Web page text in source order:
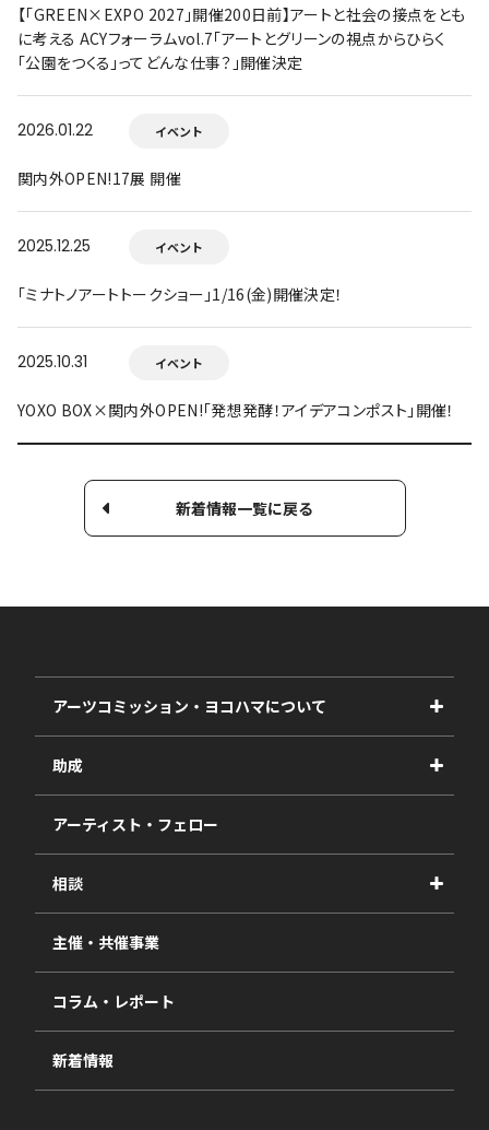
【「GREEN×EXPO 2027」開催200日前】アートと社会の接点をとも
に考える ACYフォーラムvol.7「アートとグリーンの視点からひらく
「公園をつくる」ってどんな仕事？」開催決定
2026.01.22 イベント
関内外OPEN!17展 開催
2025.12.25 イベント
「ミナトノアートトークショー」1/16(金)開催決定！
2025.10.31 イベント
YOXO BOX×関内外OPEN!「発想発酵！アイデアコンポスト」開催！
新着情報一覧に戻る
アーツコミッション・ヨコハマについて
事業紹介
事業報告書
助成
2027年度
2026年度
2025年度
2024年度
2023年度
過去の採択一覧
アーティスト・フェロー
相談
視察・ヒアリング・研究
相談依頼フォーム
主催・共催事業
コラム・レポート
新着情報